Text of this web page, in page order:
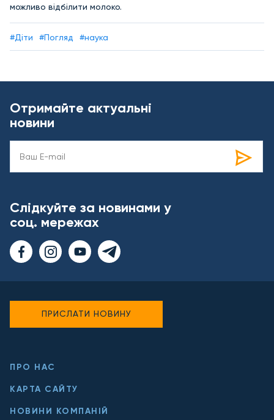
можливо відбілити молоко.
#Діти #Погляд #наука
Отримайте актуальні
новини
Слідкуйте за новинами у
соц. мережах
ПРО НАС
КАРТА САЙТУ
НОВИНИ КОМПАНІЙ
ПРИСЛАТИ НОВИНУ